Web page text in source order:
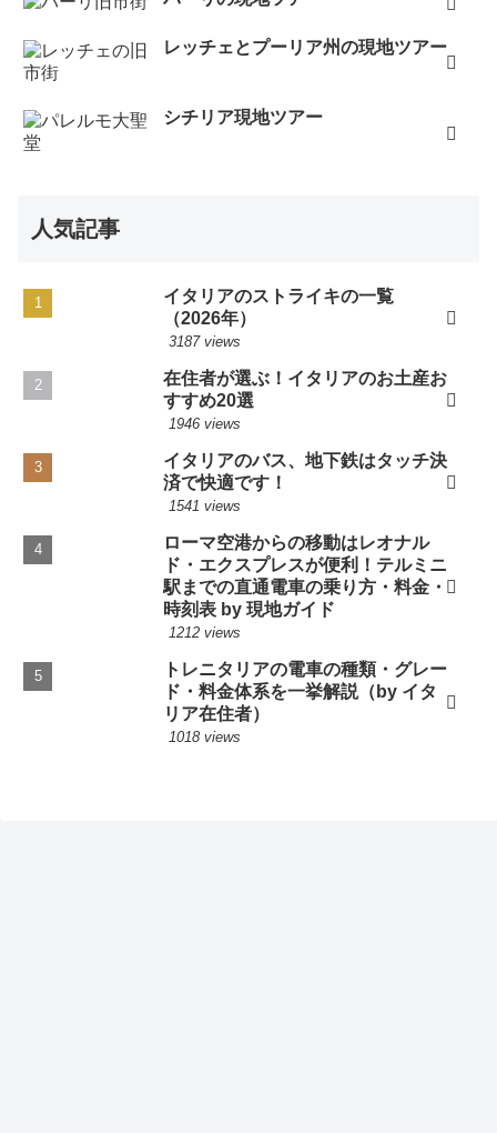
レッチェとプーリア州の現地ツアー
シチリア現地ツアー
人気記事
イタリアのストライキの一覧
（2026年）
3187 views
在住者が選ぶ！イタリアのお土産お
すすめ20選
1946 views
イタリアのバス、地下鉄はタッチ決
済で快適です！
1541 views
ローマ空港からの移動はレオナル
ド・エクスプレスが便利！テルミニ
駅までの直通電車の乗り方・料金・
時刻表 by 現地ガイド
1212 views
トレニタリアの電車の種類・グレー
ド・料金体系を一挙解説（by イタ
リア在住者）
1018 views